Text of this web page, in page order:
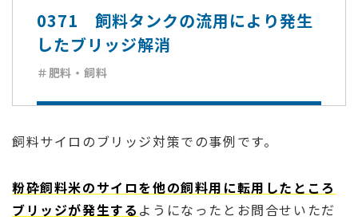
0371 飼料タンクの流用により発生
したブリッジ解消
＃肥料・飼料
飼料サイロのブリッジ対策での事例です。
粉砕飼料米のサイロを他の飼料用に転用したところ
ブリッジが発生する ようになったとお問合せいただ